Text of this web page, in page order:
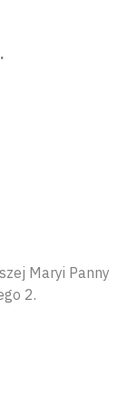
Maryi Panny
2.